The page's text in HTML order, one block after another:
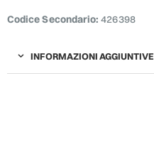
Codice Secondario: 426398
INFORMAZIONI AGGIUNTIVE